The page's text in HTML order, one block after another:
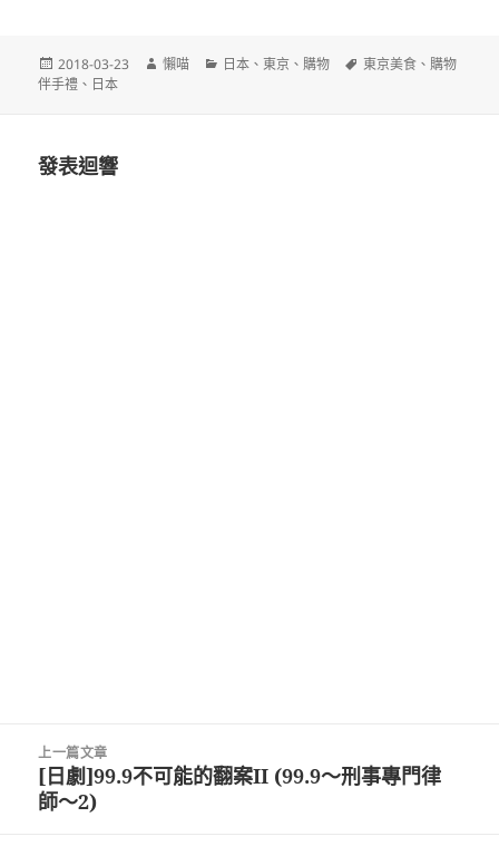
發
佈
2018-03-23
作
懶喵
分
日本 、東京 、 購物
標
東京美食 、 購物
伴手禮 、 日本
發表迴響
上一篇文章
上
一
[日劇]99.9不可能的翻案II (99.9～刑事專門律
師～2)